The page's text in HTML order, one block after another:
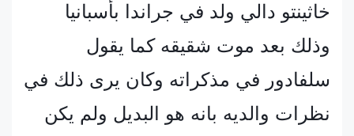
خاثينتو دالي ولد في جراندا بأسبانيا
وذلك بعد موت شقيقه كما يقول
سلفادور في مذكراته وكان يرى ذلك في
نظرات والديه بانه هو البديل ولم يكن